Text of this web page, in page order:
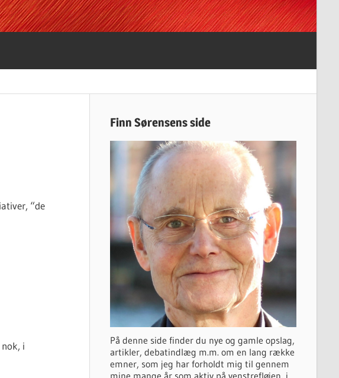
“de
i
Finn Sørensens side
På denne side finder du nye og gamle opslag,
artikler, debatindlæg m.m. om en lang række
emner, som jeg har forholdt mig til gennem